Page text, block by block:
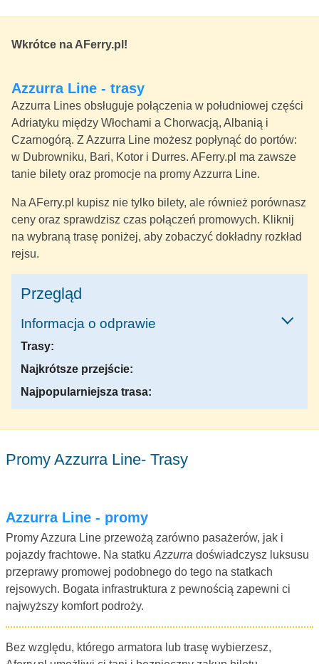
Wkrótce na AFerry.pl!
Azzurra Line - trasy
Azzurra Lines obsługuje połączenia w południowej części
Adriatyku między Włochami a Chorwacją, Albanią i
Czarnogórą. Z Azzurra Line możesz popłynąć do portów:
w Dubrowniku, Bari, Kotor i Durres. AFerry.pl ma zawsze
tanie bilety oraz promocje na promy Azzurra Line.
Na AFerry.pl kupisz nie tylko bilety, ale również porównasz
ceny oraz sprawdzisz czas połączeń promowych. Kliknij
na wybraną trasę poniżej, aby zobaczyć dokładny rozkład
rejsu.
Przegląd
Informacja o odprawie
Trasy:
Najkrótsze przejście:
Najpopularniejsza trasa:
Promy Azzurra Line- Trasy
Azzurra Line - promy
Promy Azzura Line przewożą zarówno pasażerów, jak i
pojazdy frachtowe. Na statku Azzurra doświadczysz luksusu
przeprawy promowej podobnego do tego na statkach
rejsowych. Bogata infrastruktura z pewnością zapewni ci
najwyższy komfort podroży.
Bez względu, którego armatora lub trasę wybierzesz,